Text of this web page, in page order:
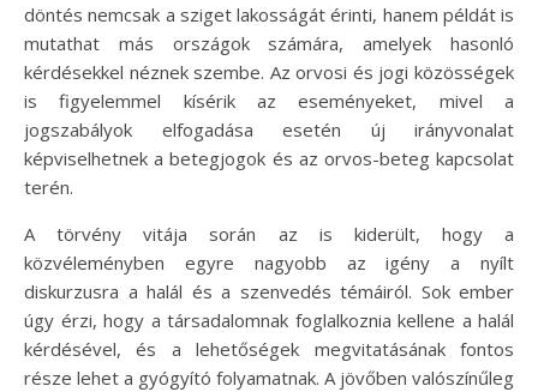
döntés nemcsak a sziget lakosságát érinti, hanem példát is
mutathat más országok számára, amelyek hasonló
kérdésekkel néznek szembe. Az orvosi és jogi közösségek
is figyelemmel kísérik az eseményeket, mivel a
jogszabályok elfogadása esetén új irányvonalat
képviselhetnek a betegjogok és az orvos-beteg kapcsolat
terén.
A törvény vitája során az is kiderült, hogy a
közvéleményben egyre nagyobb az igény a nyílt
diskurzusra a halál és a szenvedés témáiról. Sok ember
úgy érzi, hogy a társadalomnak foglalkoznia kellene a halál
kérdésével, és a lehetőségek megvitatásának fontos
része lehet a gyógyító folyamatnak. A jövőben valószínűleg